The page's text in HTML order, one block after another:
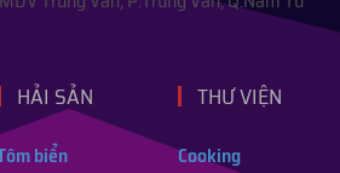
HẢI SẢN
biển
THƯ VIỆN
Cooking